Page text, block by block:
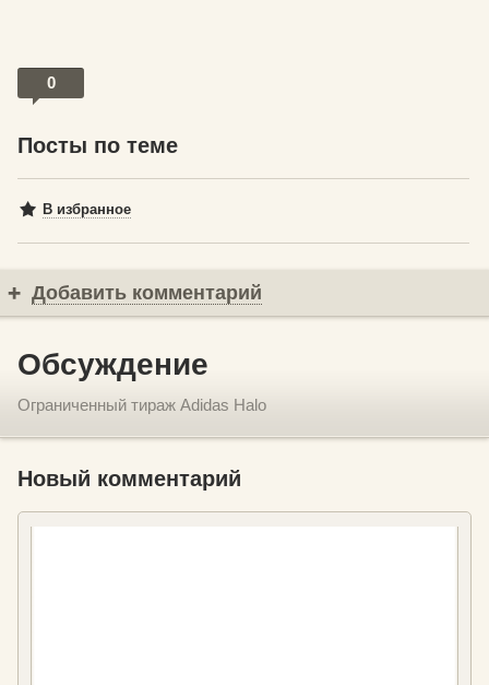
0
Посты по теме
В избранное
Добавить комментарий
Обсуждение
Ограниченный тираж Adidas Halo
Новый комментарий